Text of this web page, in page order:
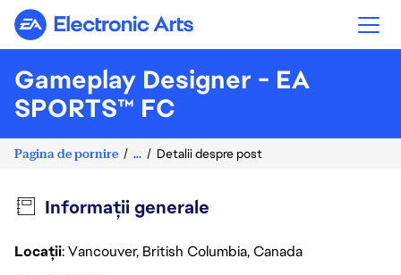
Electronic Arts
Gameplay Designer - EA
SPORTS™ FC
Pagina de pornire ... Detalii despre post
Informații generale
Locații: Vancouver, British Columbia, Canada